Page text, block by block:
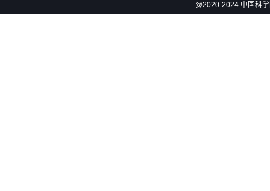
@2020-2024 中国科